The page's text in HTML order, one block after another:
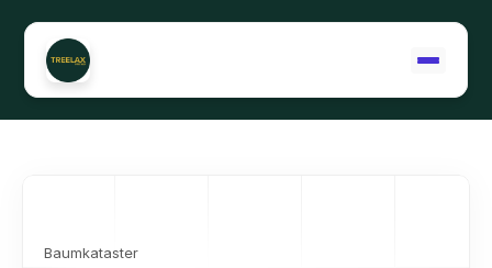
Support kontaktieren
Baumkataster